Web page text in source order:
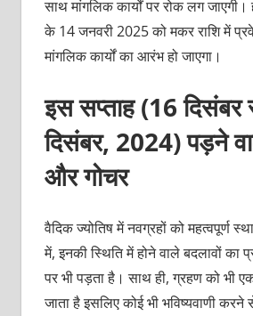
साथ मांगलिक कार्यों पर रोक लग जाएगी।
के 14 जनवरी 2025 को मकर राशि में
मांगलिक कार्यों का आरंभ हो जाएगा।
इस सप्ताह (16
दिसंबर, 2024) पड़ने
और गोचर
वैदिक ज्योतिष में नवग्रहों को महत्वपूर्ण
में, इनकी स्थिति में होने वाले बदलावों का
पर भी पड़ता है। साथ ही, ग्रहण को भी
जाता है इसलिए कोई भी भविष्यवाणी